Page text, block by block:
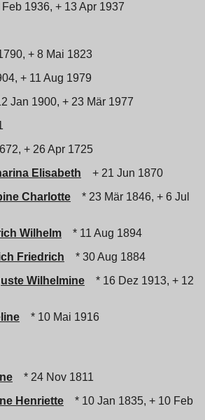
Feb 1936, + 13 Apr 1937
+ 8 Mai 1823
+ 11 Aug 1979
Jan 1900, + 23 Mär 1977
+ 26 Apr 1725
Elisabeth
+ 21 Jun 1870
Charlotte
* 23 Mär 1846, + 6 Jul
Wilhelm
* 11 Aug 1894
Friedrich
* 30 Aug 1884
Wilhelmine
* 16 Dez 1913, + 12
* 10 Mai 1916
* 24 Nov 1811
Henriette
* 10 Jan 1835, + 10 Feb